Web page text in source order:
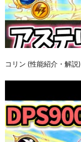
コリン (性能紹介・解説)